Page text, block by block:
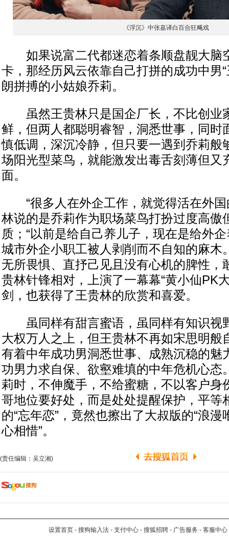
《浮沉》中张嘉译白百合狂飚戏
如果说富二代都迷恋着条顺盘靓大脑
卡，那经历风云依靠自己打拼的成功中男
朗拼搏的小姑娘乔莉。
虽然王贵林只是国企厂长，不比创业
鲜，但两人都聪明睿智，洞悉世事，同时
慎低调，深沉冷静，但只要一遇到乔莉般
场阳光型菜鸟，就能激发出毒舌刻薄但又
面。
“很多人在外企工作，就觉得活在外国
林说的是乔莉作为职场菜鸟打扮过度高傲
质；“以前是给自己养儿子，现在是给外
城市外企小职工被人剥削而不自知的麻木
无所畏惧、直抒己见且没有心机的脾性，
贵林针锋相对，上演了一幕幕“黄小仙PK
剑，也获得了王贵林的欣赏和喜爱。
虽同样有甜言蜜语，虽同样有知识视
大权万人之上，但王贵林不再如宋思明般
有着中年成功男洞悉世事、成熟沉稳的魅
功男力求自保、欲壑难填的中年危机心态
莉时，不伸魔手，不给蜜糖，不以客户身
哥地位要好处，而是处处提醒保护，平等
的“忘年恋”，竟然也擦出了大叔版的“浪漫
心相惜”。
(责任编辑：吴立湘)
设置首页 - 搜狗输入法 - 支付中心 - 搜狐招聘 - 广告服务 - 客服中心